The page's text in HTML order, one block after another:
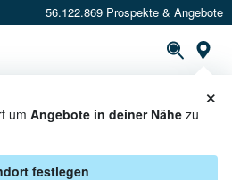
56.122.869 Prospekte & Angebote
um Angebote in deiner Nähe zu
festlegen
×
& AKTIONEN